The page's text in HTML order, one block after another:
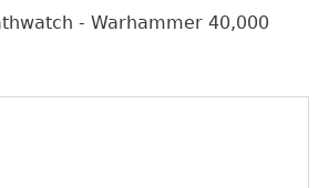
- Warhammer 40,000